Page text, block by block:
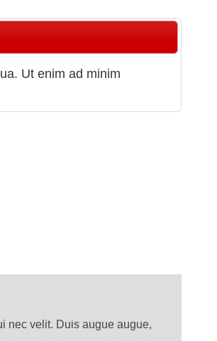
Ut enim ad minim
nec velit. Duis augue augue,